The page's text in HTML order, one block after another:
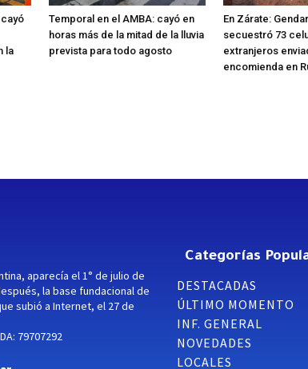
la
Temporal en el AMBA: cayó en
horas más de la mitad de la lluvia
prevista para todo agosto
En Zárate:
secuestró 73
extranjeros
encomienda en
aparecía el 1° de julio de
la base fundacional de
subió a Internet, el 27 de
79707292
Categorías
DESTACADAS
ÚLTIMO MOMENTO
INF. GENERAL
NOVEDADES
LOCALES